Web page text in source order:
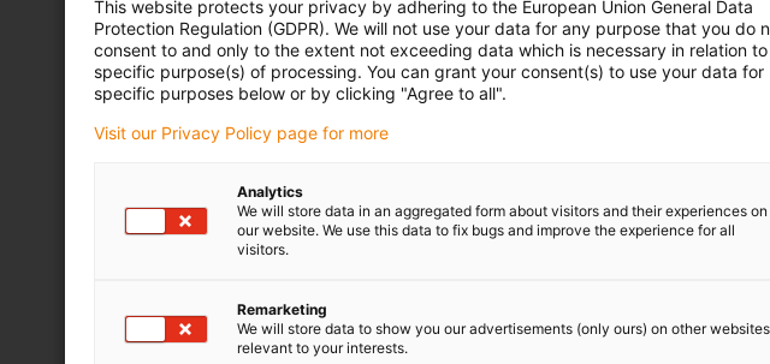
This website protects your privacy by adhering to the European Union General Data
Protection Regulation (GDPR). We will not use your data for any purpose that you do
consent to and only to the extent not exceeding data which is necessary in relation to
specific purpose(s) of processing. You can grant your consent(s) to use your data for
specific purposes below or by clicking "Agree to all".
Visit our Privacy Policy page for more
Analytics
We will store data in an aggregated form about visitors and their experiences on
our website. We use this data to fix bugs and improve the experience for all
visitors.
Remarketing
We will store data to show you our advertisements (only ours) on other websites
relevant to your interests.